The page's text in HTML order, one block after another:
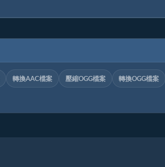
轉換AAC檔案 壓縮OGG檔案 轉換OGG檔案